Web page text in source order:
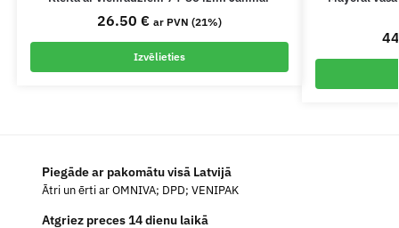
26.50 € ar PVN (21%)
Izvēlieties
Piegāde ar pakomātu visā Latvijā
Ātri un ērti ar OMNIVA; DPD; VENIPAK
Atgriez preces 14 dienu laikā